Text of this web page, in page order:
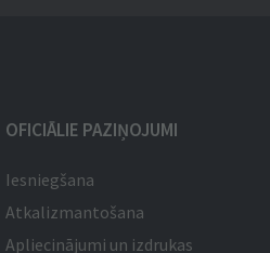
OFICIĀLIE PAZIŅOJUMI
Iesniegšana
Atkalizmantošana
Apliecinājumi un izdrukas